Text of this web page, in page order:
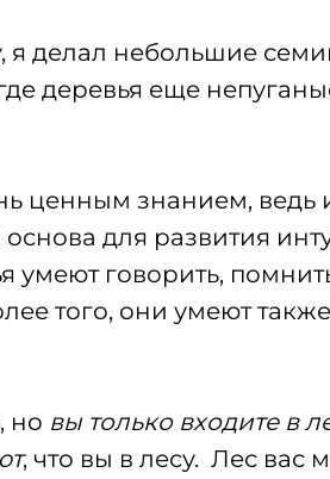
я делал небольшие
деревья еще
ценным знанием,
для развития
умеют говорить,
того, они умеют также
но вы только входите в
, что вы в лесу. Лес вас